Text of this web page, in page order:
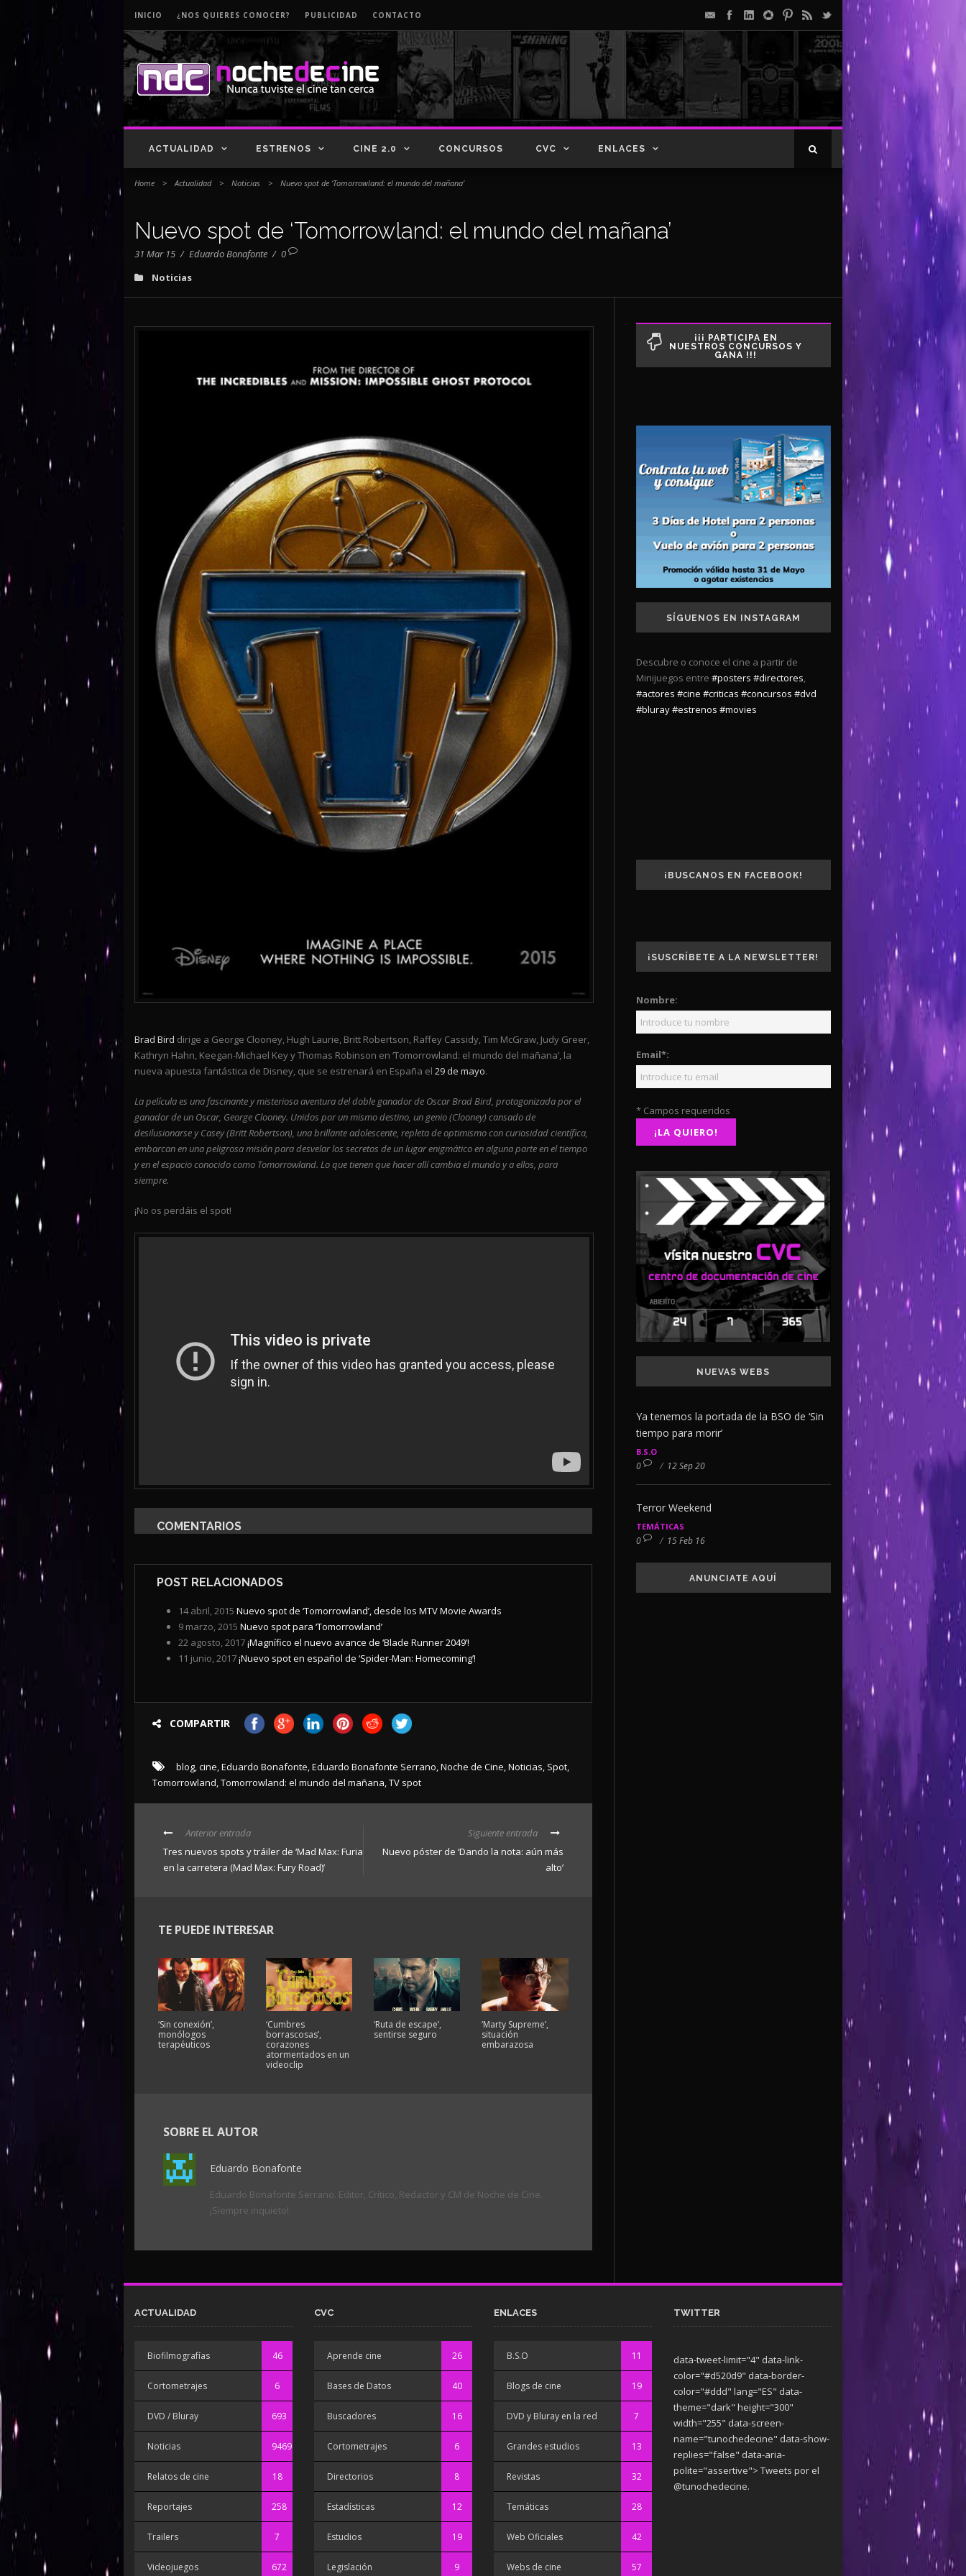
INICIO ¿NOS QUIERES CONOCER? PUBLICIDAD CONTACTO
ACTUALIDAD ESTRENOS CINE 2.0 CONCURSOS CVC ENLACES
Home > Actualidad > Noticias > Nuevo spot de ‘Tomorrowland: el mundo del mañana’
Nuevo spot de ‘Tomorrowland: el mundo del mañana’
31 Mar 15 / Eduardo Bonafonte / 0
Noticias
Brad Bird dirige a George Clooney, Hugh Laurie, Britt Robertson, Raffey Cassidy, Tim McGraw, Judy Greer,
Kathryn Hahn, Keegan-Michael Key y Thomas Robinson en ‘Tomorrowland: el mundo del mañana’, la
nueva apuesta fantástica de Disney, que se estrenará en España el 29 de mayo.
La película es una fascinante y misteriosa aventura del doble ganador de Oscar Brad Bird, protagonizada por el
ganador de un Oscar, George Clooney. Unidos por un mismo destino, un genio (Clooney) cansado de
desilusionarse y Casey (Britt Robertson), una brillante adolescente, repleta de optimismo con curiosidad científica,
embarcan en una peligrosa misión para desvelar los secretos de un lugar enigmático en alguna parte en el tiempo
y en el espacio conocido como Tomorrowland. Lo que tienen que hacer allí cambia el mundo y a ellos, para
siempre.
¡No os perdáis el spot!
COMENTARIOS
POST RELACIONADOS
14 abril, 2015 Nuevo spot de ‘Tomorrowland’, desde los MTV Movie Awards
9 marzo, 2015 Nuevo spot para ‘Tomorrowland’
22 agosto, 2017¡Magnífico el nuevo avance de ‘Blade Runner 2049’!
11 junio, 2017¡Nuevo spot en español de ‘Spider-Man: Homecoming’!
COMPARTIR
blog,cine,Eduardo Bonafonte,Eduardo Bonafonte Serrano,Noche de Cine,Noticias, Spot,
Tomorrowland,Tomorrowland: el mundo del mañana,TV spot
Anterior entrada
Tres nuevos spots y tráiler de ‘Mad Max: Furia
en la carretera (Mad Max: Fury Road)’
Siguiente entrada
Nuevo póster de ‘Dando la nota: aún más
alto’
TE PUEDE INTERESAR
‘Sin conexión’,
monólogos
terapéuticos
‘Cumbres
borrascosas’,
corazones
atormentados en un
videoclip
‘Ruta de escape’,
sentirse seguro
‘Marty Supreme’,
situación
embarazosa
SOBRE EL AUTOR
Eduardo Bonafonte
Eduardo Bonafonte Serrano. Editor, Crítico, Redactor y CM de Noche de Cine.
¡Siempre inquieto!
¡¡¡ PARTICIPA EN
NUESTROS CONCURSOS Y
GANA !!!
SÍGUENOS EN INSTAGRAM
Descubre o conoce el cine a partir de
Minijuegos entre #posters #directores,
#actores #cine #criticas #concursos #dvd
#bluray#estrenos #movies
¡BUSCANOS EN FACEBOOK!
¡SUSCRÍBETE A LA NEWSLETTER!
Nombre:
Email*:
* Campos requeridos
NUEVAS WEBS
Ya tenemos la portada de la BSO de ‘Sin
tiempo para morir’
B.S.O
0 / 12 Sep 20
Terror Weekend
TEMÁTICAS
0 / 15 Feb 16
ANUNCIATE AQUÍ
ACTUALIDAD
Biofilmografías 46
Cortometrajes 6
DVD / Bluray 693
Noticias 9469
Relatos de cine 18
Reportajes 258
Trailers 7
Videojuegos 672
CVC
Aprende cine 26
Bases de Datos 40
Buscadores 16
Cortometrajes 6
Directorios 8
Estadísticas 12
Estudios 19
Legislación 9
ENLACES
B.S.O 11
Blogs de cine 19
DVD y Bluray en la red 7
Grandes estudios 13
Revistas 32
Temáticas 28
Web Oficiales 42
Webs de cine 57
TWITTER
data-tweet-limit="4" data-link-
color="#d520d9" data-border-
color="#ddd" lang="ES" data-
theme="dark" height="300"
width="255" data-screen-
name="tunochedecine" data-show-
replies="false" data-aria-
polite="assertive"> Tweets por el
@tunochedecine.